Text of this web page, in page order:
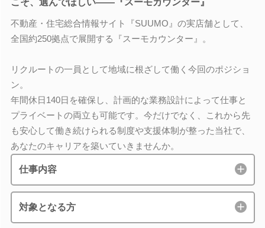
こそ、選んでほしい――『スーモカウンター』
不動産・住宅総合情報サイト『SUUMO』の実店舗として、
全国約250拠点で展開する『スーモカウンター』。
リクルートの一員として地域に根ざして働く今回のポジショ
ン。
年間休日140日を確保し、計画的な業務設計によって仕事と
プライベートの両立も可能です。今だけでなく、これから先
も安心して働き続けられる制度や支援体制が整った当社で、
あなたのキャリアを築いていきませんか。
仕事内容
対象となる方